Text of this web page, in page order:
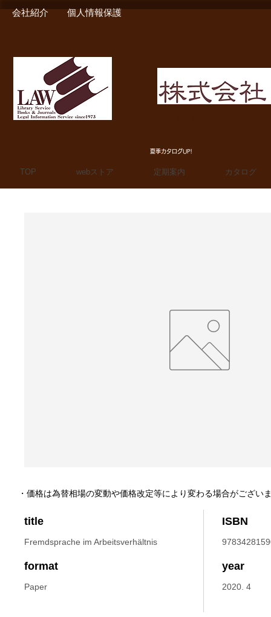
会社紹介 個人情報保護
夏季カタログUP!
TOP webストア 定期案内 カタログ
title
Fremdsprache im Arbeitsverhältnis
ISBN
format
Paper
year
2020. 4
・価格は為替相場の変動や価格改定等により変わる場合がござい